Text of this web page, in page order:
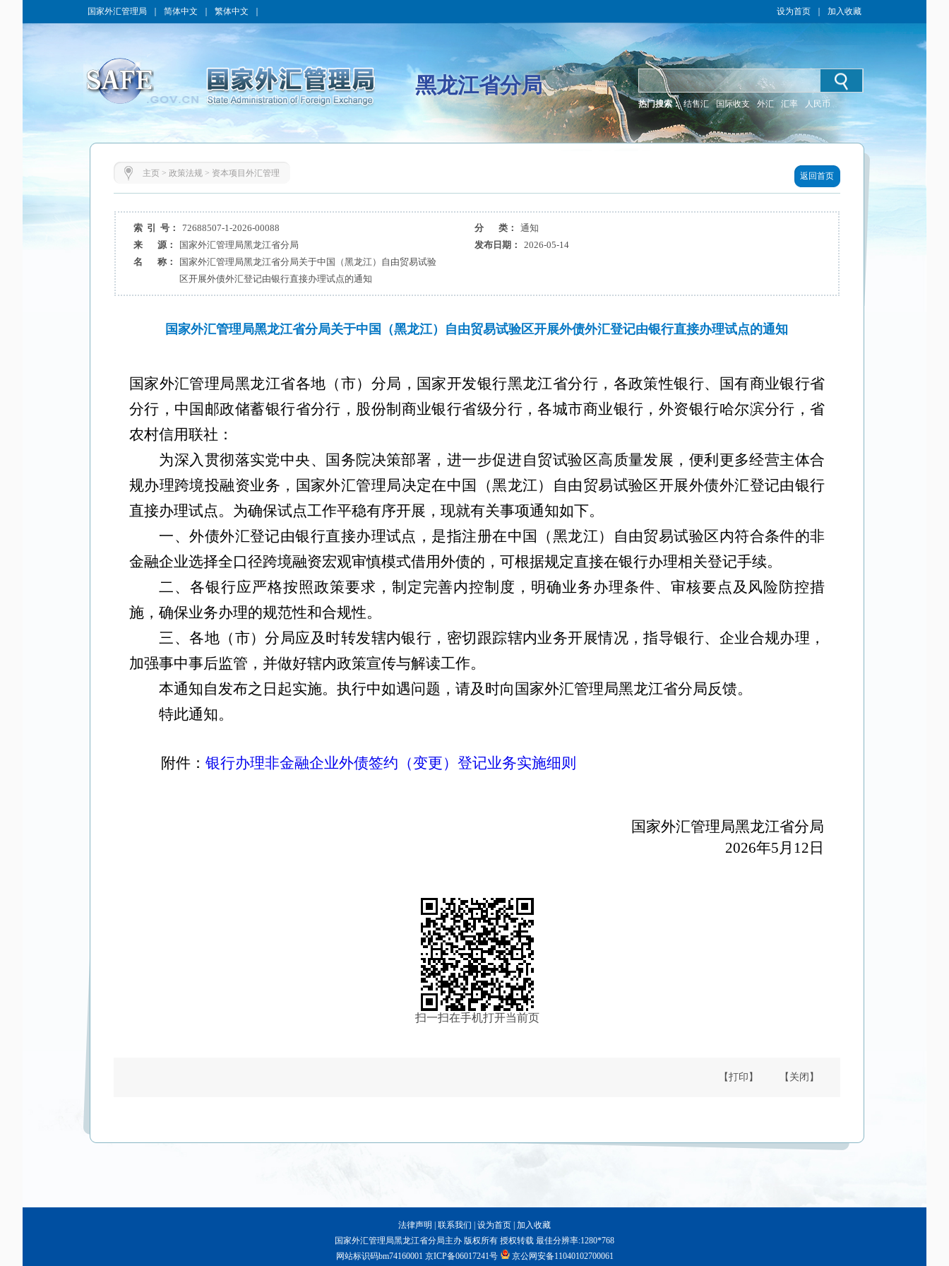
国家外汇管理局 简体中文 繁体中文 设为首页 加入收藏
黑龙江省分局
热门搜索： 结售汇 国际收支 外汇 汇率 人民币
主页> 政策法规> 资本项目外汇管理 返回首页
索 引 号： 72688507-1-2026-00088 分 类：
通知
来 源：
国家外汇管理局黑龙江省分局 发布日期：
2026-05-14
名 称：
国家外汇管理局黑龙江省分局关于中国（黑龙江）自由贸易试验
区开展外债外汇登记由银行直接办理试点的通知
国家外汇管理局黑龙江省分局关于中国（黑龙江）自由贸易试验区开展外债外汇登记由银行直接办理试点的通知
国家外汇管理局黑龙江省各地（市）分局，国家开发银行黑龙江省分行，各政策性银行、国有商业银行省
分行，中国邮政储蓄银行省分行，股份制商业银行省级分行，各城市商业银行，外资银行哈尔滨分行，省
农村信用联社 ：
为深入贯彻落实党中央、国务院决策部署，进一步促进自贸试验区高质量发展，便利更多经营主体合
规办理跨境投融资业务，国家外汇管理局决定在中国（黑龙江）自由贸易试验区开展外债外汇登记由银行
直接办理试点。为确保试点工作平稳有序开展，现就有关事项通知如下。
一、外债外汇登记由银行直接办理试点， 是指注册在中国（黑龙江）自由贸易试验区内符合条件的非
金融企业选择全口径跨境融资宏观审慎模式借用外债的，可根据规定直接在银行办理相关登记手续。
二、各银行应严格按照政策要求，制定完善内控制度，明确业务办理条件、审核要点及风险防控措
施，确保业务办理的规范性和合规性。
三、各地（市）分局应及时转发辖内银行， 密切跟踪辖内业务开展情况 ，指导银行、企业合规办理 ，
加强事中事后监管， 并做好辖内政策宣传与解读工作。
本通知自发布之日起实施。执行中如遇问题，请及时向国家外汇管理局黑龙江省分局反馈。
特此通知。
附件： 银行办理非金融企业外债签约（变更）登记业务实施细则
国家外汇管理局黑龙江省分局
2026年5月12日
扫一扫在手机打开当前页
【打印】 【关闭】
法律声明 联系我们 设为首页 加入收藏
国家外汇管理局黑龙江省分局主办 版权所有 授权转载 最佳分辨率:1280*768
网站标识码bm74160001京ICP备06017241号 京公网安备11040102700061